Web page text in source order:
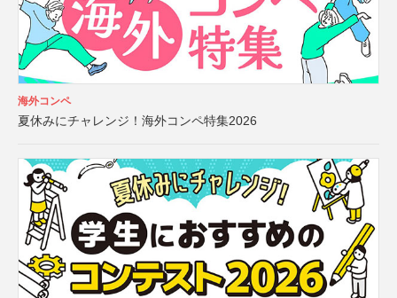
海外コンペ
夏休みにチャレンジ！海外コンペ特集2026